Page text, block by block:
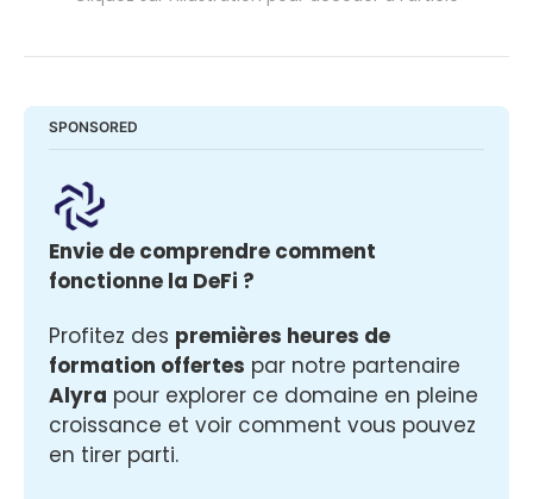
SPONSORED
Envie de comprendre comment
fonctionne la DeFi ?
Profitez des premières heures de
formation offertes
Alyra pour explorer ce domaine en pleine
croissance et voir comment vous pouvez
en tirer parti.